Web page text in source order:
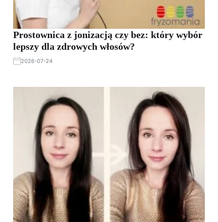
Prostownica z jonizacją czy bez: który wybór
lepszy dla zdrowych włosów?
2026-07-24